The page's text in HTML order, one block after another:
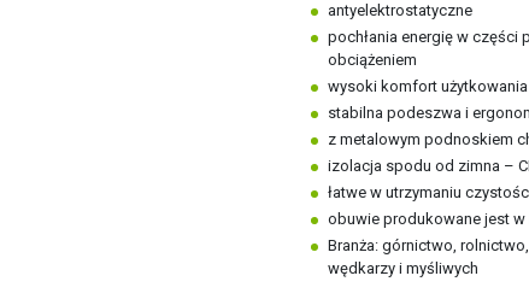
antyelektrostatyczne
pochłania energię w części
obciążeniem
wysoki komfort użytkowania
stabilna podeszwa i
z metalowym podnoskiem
izolacja spodu od zimna – CI
łatwe w utrzymaniu
obuwie produkowane jest
Branża: górnictwo,
wędkarzy i myśliwych